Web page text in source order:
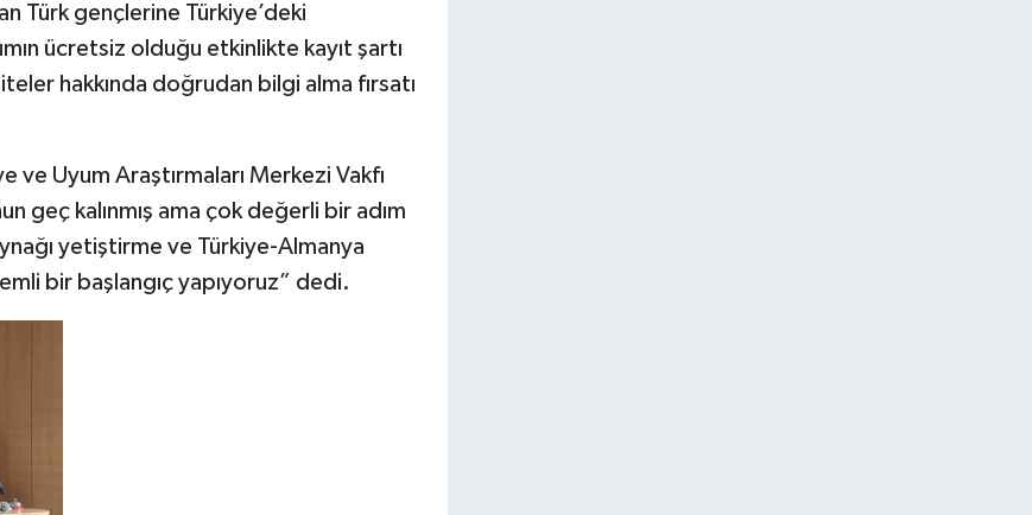
Türk gençlerine Türkiye’deki
ücretsiz olduğu etkinlikte kayıt şartı
hakkında doğrudan bilgi alma fırsatı
ve Uyum Araştırmaları Merkezi Vakfı
geç kalınmış ama çok değerli bir adım
yetiştirme ve Türkiye-Almanya
bir başlangıç yapıyoruz” dedi.